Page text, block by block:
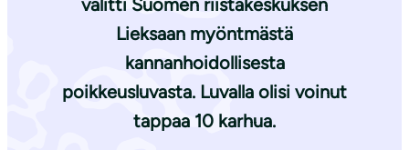
valitti Suomen riistakeskuksen
Lieksaan myöntmästä
kannanhoidollisesta
poikkeusluvasta. Luvalla olisi voinut
tappaa 10 karhua.